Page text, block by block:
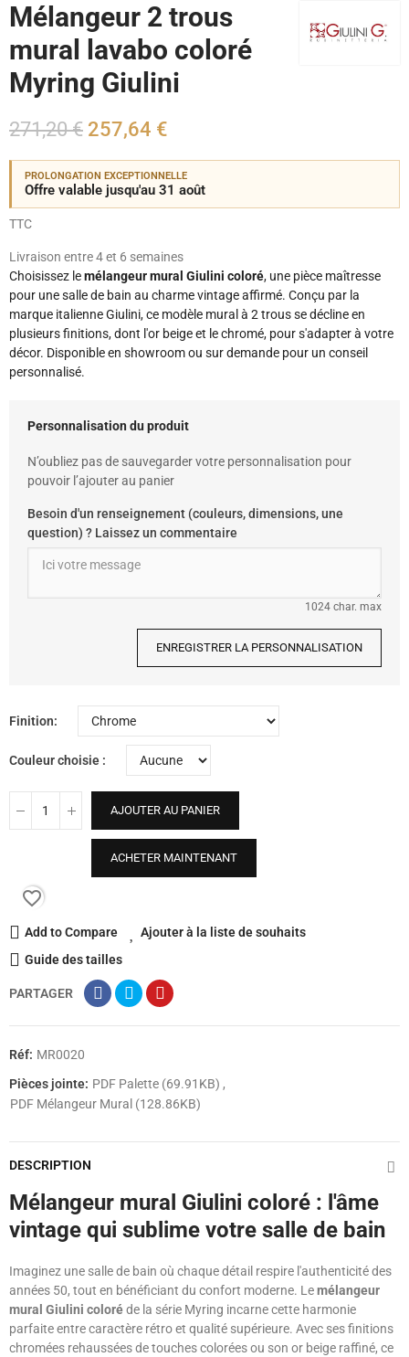
Mélangeur 2 trous
mural lavabo coloré
Myring Giulini
271,20 € 257,64 €
PROLONGATION EXCEPTIONNELLE
Offre valable jusqu'au 31 août
TTC
Livraison entre 4 et 6 semaines
Choisissez lemélangeur mural Giulini coloré, une pièce maîtresse
pour une salle de bain au charme vintage affirmé. Conçu par la
marque italienne Giulini, ce modèle mural à 2 trous se décline en
plusieurs finitions, dont l'or beige et le chromé, pour s'adapter à votre
décor. Disponible en showroom ou sur demande pour un conseil
personnalisé.
Personnalisation du produit
N’oubliez pas de sauvegarder votre personnalisation pour
pouvoir l’ajouter au panier
Besoin d'un renseignement (couleurs, dimensions, une
question) ? Laissez un commentaire
1024 char. max
ENREGISTRER LA PERSONNALISATION
Finition
Couleur choisie
AJOUTER AU PANIER
ACHETER MAINTENANT
favorite_border
Add to Compare
Ajouter à la liste de souhaits
Guide des tailles
PARTAGER
Réf: MR0020
Pièces jointe: PDF Palette (69.91KB)
PDF Mélangeur Mural (128.86KB)
DESCRIPTION
Mélangeur mural Giulini coloré : l'âme
vintage qui sublime votre salle de bain
Imaginez une salle de bain où chaque détail respire l'authenticité des
années 50, tout en bénéficiant du confort moderne. Lemélangeur
mural Giulini coloréde la série Myring incarne cette harmonie
parfaite entre caractère rétro et qualité supérieure. Avec ses finitions
chromées rehaussées de touches colorées ou son or beige raffiné, ce